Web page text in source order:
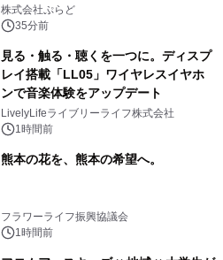
プール グランピングとトレーラーハウ
スの2施設で
株式会社ぷらど
35分前
見る・触る・聴くを一つに。ディスプ
レイ搭載「LL05」ワイヤレスイヤホ
ンで音楽体験をアップデート
LivelyLifeライブリーライフ株式会社
1時間前
熊本の花を、熊本の希望へ。
フラワーライフ振興協議会
1時間前